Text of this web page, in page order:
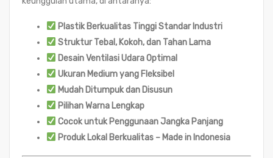
Plastik Berkualitas Tinggi Standar Industri
Struktur Tebal, Kokoh, dan Tahan Lama
Desain Ventilasi Udara Optimal
Ukuran Medium yang Fleksibel
Mudah Ditumpuk dan Disusun
Pilihan Warna Lengkap
Cocok untuk Penggunaan Jangka Panjang
Produk Lokal Berkualitas – Made in Indonesia